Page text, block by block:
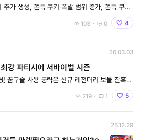
추가 생성, 쫀득 쿠키 폭발 범위 증가, 쫀득 쿠키
103 0 4
26.03.03
강 파티시에 서바이벌 시즌
구슬 사용 공략은 신규 레전더리 보물 잔혹한
219 1 5
25.12.29